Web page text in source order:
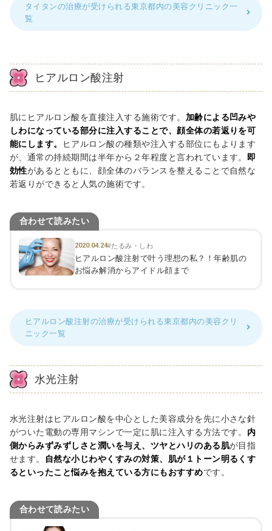
タイタンの治療が受けられる東京都内の美容クリニック一
覧
ヒアルロン酸注射
肌にヒアルロン酸を直接注入する施術です。 加齢による凹みや
しわになっている部分に注入することで、顔全体の若返りを可
能にします。
ヒアルロン酸の種類や注入する部位にもよります
が、通常の持続期間は半年から２年程度と言われています。 即
効性があるとともに、顔全体のバランスを整えることで自然な
若返りができると人気の施術です。
合わせて読みたい
2020.04.24#たるみ・しわ
ヒアルロン酸注射で叶う理想の私？！年齢肌の
お悩み解消からアイドル顔まで
ヒアルロン酸注射の治療が受けられる東京都内の美容クリ
ニック一覧
水光注射
水光注射はヒアルロン酸を中心とした美容成分を先に小さな針
がついた電動の専用マシンで一定に肌に注入する方法です。 内
側からみずみずしさと潤いを与え、ツヤとハリのある肌が目指
せます。
自然な小じわやくすみの対策、肌が１トーン明るくす
るといったこと悩みを抱えている方にもおすすめです。
合わせて読みたい